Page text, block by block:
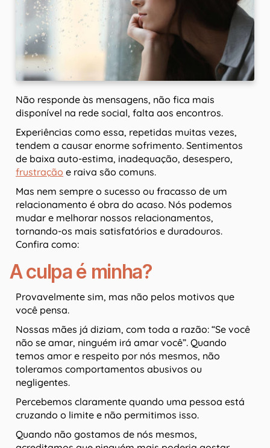
Não responde às mensagens, não fica mais
disponível na rede social, falta aos encontros.
Experiências como essa, repetidas muitas vezes,
tendem a causar enorme sofrimento. Sentimentos
de baixa auto-estima, inadequação, desespero,
frustração e raiva são comuns.
Mas nem sempre o sucesso ou fracasso de um
relacionamento é obra do acaso. Nós podemos
mudar e melhorar nossos relacionamentos,
tornando-os mais satisfatórios e duradouros.
Confira como:
A culpa é minha?
Provavelmente sim, mas não pelos motivos que
você pensa.
Nossas mães já diziam, com toda a razão: “Se você
não se amar, ninguém irá amar você”. Quando
temos amor e respeito por nós mesmos, não
toleramos comportamentos abusivos ou
negligentes.
Percebemos claramente quando uma pessoa está
cruzando o limite e não permitimos isso.
Quando não gostamos de nós mesmos,